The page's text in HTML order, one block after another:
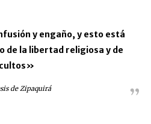
y engaño, y esto está
de la libertad religiosa y de
cultos»
de Zipaquirá